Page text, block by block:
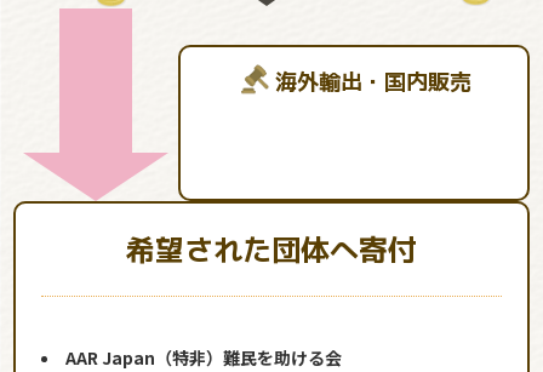
海外輸出・国内販売
希望された団体へ寄付
AAR Japan（特非）難民を助ける会